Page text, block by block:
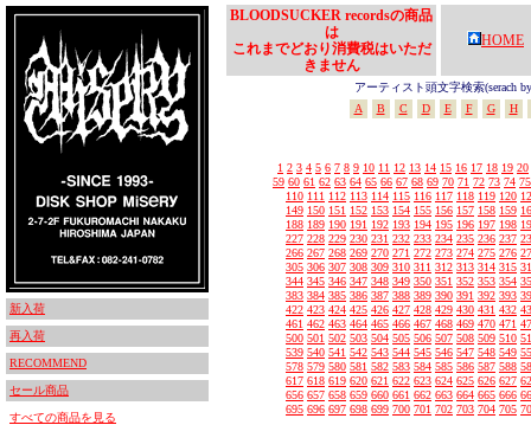
新入荷
再入荷
RECOMMEND
セール商品
すべての商品を見る
BLOODSUCKER recordsの商品
は
これまでどおり消費税はいただ
きません
HOME
アーティスト頭文字検索(serach
A
B C D E F G H
1 2 3 4 5 6 7 8 9 10 11 12 13 14 15 16 17 18 19 20
59 60 61 62 63 64 65 66 67 68 69 70 71 72 73 74 75
110 111 112 113 114 115 116 117 118 119 120
149 150 151 152 153 154 155 156 157 158 159
188 189 190 191 192 193 194 195 196 197 198
227 228 229 230 231 232 233 234 235 236 237
266 267 268 269 270 271 272 273 274 275 276
305 306 307 308 309 310 311 312 313 314 315
344 345 346 347 348 349 350 351 352 353 354
383 384 385 386 387 388 389 390 391 392 393
422 423 424 425 426 427 428 429 430 431 432
461 462 463 464 465 466 467 468 469 470 471
500 501 502 503 504 505 506 507 508 509 510
539 540 541 542 543 544 545 546 547 548 549
578 579 580 581 582 583 584 585 586 587 588
617 618 619 620 621 622 623 624 625 626 627
656 657 658 659 660 661 662 663 664 665 666
695 696 697 698 699 700 701 702 703 704 705